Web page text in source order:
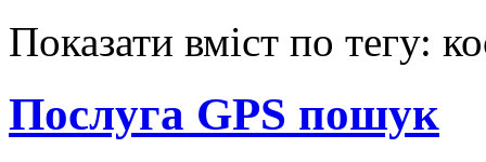
Показати вміст по тегу:
Послуга GPS пошук